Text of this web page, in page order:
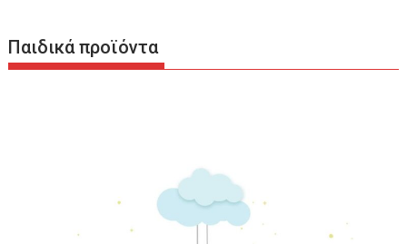
Παιδικά προϊόντα